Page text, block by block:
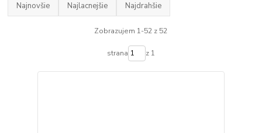
Najnovšie Najlacnejšie Najdrahšie
Zobrazujem 1-52 z 52
strana z 1